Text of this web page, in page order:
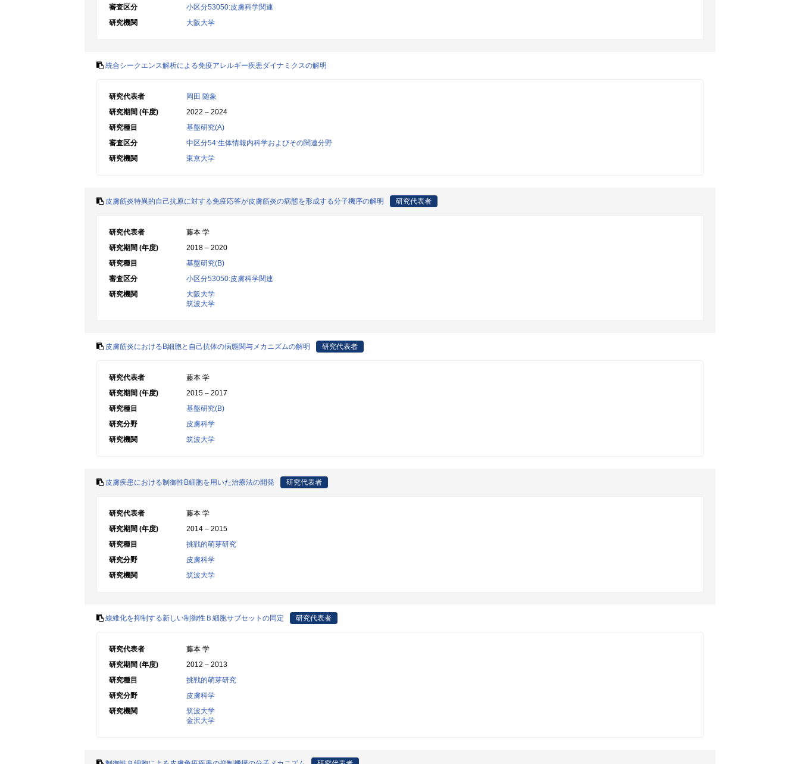
審査区分
小区分53050:皮膚科学関連
研究機関
大阪大学
統合シークエンス解析による免疫アレルギー疾患ダイナミクスの解明
研究代表者
岡田 随象
研究期間 (年度)
2022 – 2024
研究種目
基盤研究(A)
審査区分
中区分54:生体情報内科学およびその関連分野
研究機関
東京大学
皮膚筋炎特異的自己抗原に対する免疫応答が皮膚筋炎の病態を形成する分子機序の解明 研究代表者
研究代表者
藤本 学
研究期間 (年度)
2018 – 2020
研究種目
基盤研究(B)
審査区分
小区分53050:皮膚科学関連
研究機関
大阪大学
筑波大学
皮膚筋炎におけるB細胞と自己抗体の病態関与メカニズムの解明 研究代表者
研究代表者
藤本 学
研究期間 (年度)
2015 – 2017
研究種目
基盤研究(B)
研究分野
皮膚科学
研究機関
筑波大学
皮膚疾患における制御性B細胞を用いた治療法の開発 研究代表者
研究代表者
藤本 学
研究期間 (年度)
2014 – 2015
研究種目
挑戦的萌芽研究
研究分野
皮膚科学
研究機関
筑波大学
線維化を抑制する新しい制御性Ｂ細胞サブセットの同定 研究代表者
研究代表者
藤本 学
研究期間 (年度)
2012 – 2013
研究種目
挑戦的萌芽研究
研究分野
皮膚科学
研究機関
筑波大学
金沢大学